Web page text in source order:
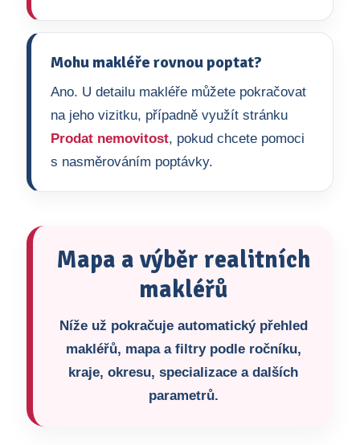
Mohu makléře rovnou poptat?
Ano. U detailu makléře můžete pokračovat
na jeho vizitku, případně využít stránku
Prodat nemovitost, pokud chcete pomoci
s nasměrováním poptávky.
Mapa a výběr realitních
makléřů
Níže už pokračuje automatický přehled
makléřů, mapa a filtry podle ročníku,
kraje, okresu, specializace a dalších
parametrů.